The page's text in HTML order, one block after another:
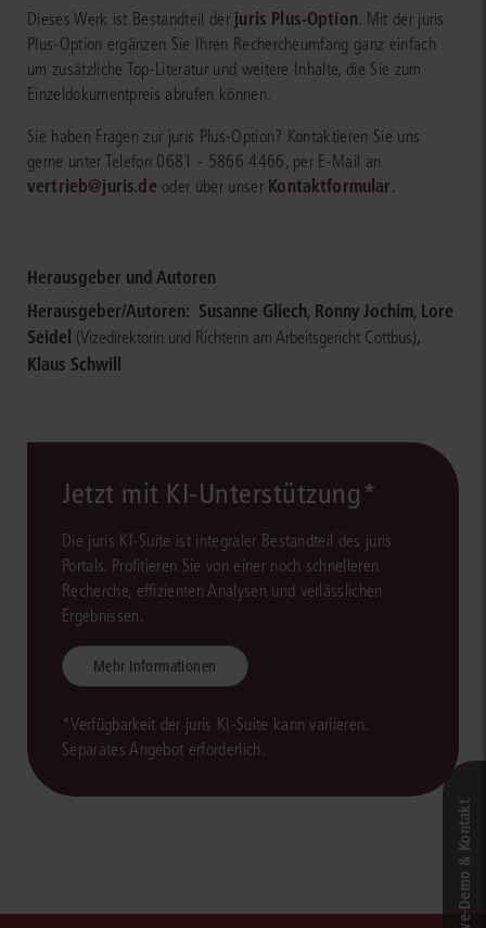
Dieses Werk ist Bestandteil der juris Plus-Option . Mit der juris
Plus-Option ergänzen Sie Ihren Rechercheumfang ganz einfach
um zusätzliche Top-Literatur und weitere Inhalte, die Sie zum
Einzeldokumentpreis abrufen können.
Sie haben Fragen zur juris Plus-Option? Kontaktieren Sie uns
gerne unter Telefon 0681 - 5866 4466, per E-Mail an
vertrieb@juris.de oder über unser Kontaktformular
Herausgeber und Autoren
Herausgeber/Autoren: Susanne Gliech, Ronny Jochim, Lore
Seidel (Vizedirektorin und Richterin am Arbeitsgericht Cottbus),
Klaus Schwill
Jetzt mit KI-Unterstützung*
Die juris KI-Suite ist integraler Bestandteil des juris
Portals. Profitieren Sie von einer noch schnelleren
Recherche, effizienten Analysen und verlässlichen
Ergebnissen.
Mehr Informationen
*Verfügbarkeit der juris KI-Suite kann variieren.
Separates Angebot erforderlich.
Live‑Demo & Kontakt